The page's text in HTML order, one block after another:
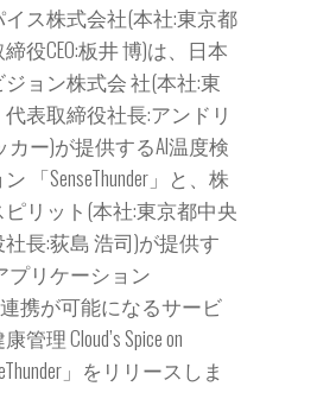
ス株式会社(本社:東京都
役CEO:板井 博)は、日本
ョン株式会 社(本社:東
表取締役社⻑:アンドリ
カー)が提供するAI温度検
「SenseThunder」と、株
リット(本社:東京都中央
⻑:荻島 浩司)が提供す
プリケーション
連携が可能になるサービ
管理 Cloud’s Spice on
」をリリースしま